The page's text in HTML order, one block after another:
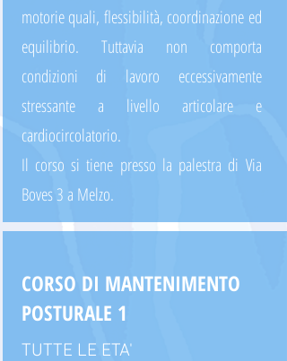
motorie quali, flessibilità, coordinazione ed
equilibrio. Tuttavia non comporta
condizioni di lavoro eccessivamente
stressante a livello articolare e
cardiocircolatorio.
Il corso si tiene presso la palestra di Via
Boves 3 a Melzo.
CORSO DI MANTENIMENTO
POSTURALE 1
TUTTE LE ETA'